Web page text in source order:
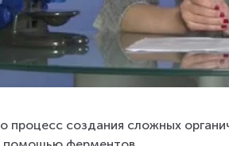
про­цесс со­зда­ния слож­ных